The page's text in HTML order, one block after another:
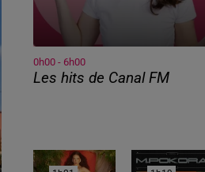
0h00 - 6h00
Les hits de Canal FM